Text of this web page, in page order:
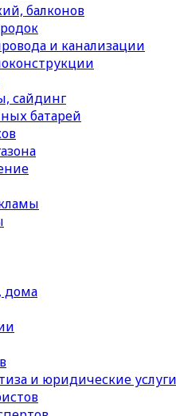
балконов
и канализации
сайдинг
батарей
дома
и юридические услуги